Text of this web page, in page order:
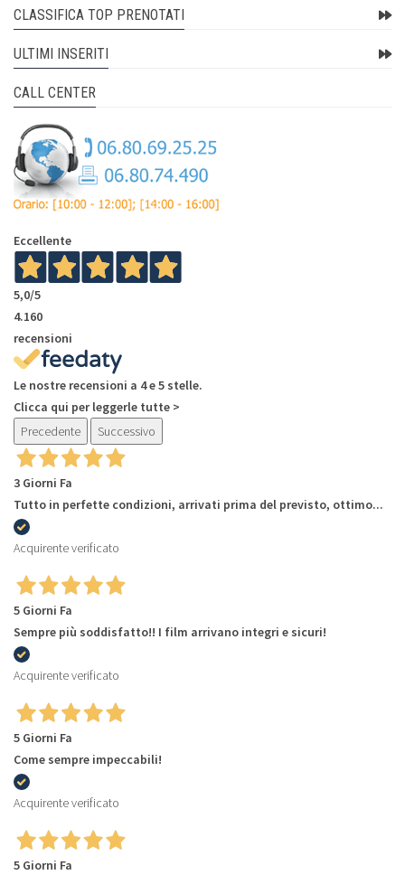
CLASSIFICA TOP PRENOTATI
ULTIMI INSERITI
CALL CENTER
Eccellente
5,0/5
4.160
recensioni
Le nostre recensioni a 4 e 5 stelle.
Clicca qui per leggerle tutte >
Precedente
Successivo
3 Giorni Fa
Tutto in perfette condizioni, arrivati prima del previsto, ottimo...
Acquirente verificato
5 Giorni Fa
Sempre più soddisfatto!! I film arrivano integri e sicuri!
Acquirente verificato
5 Giorni Fa
Come sempre impeccabili!
Acquirente verificato
5 Giorni Fa